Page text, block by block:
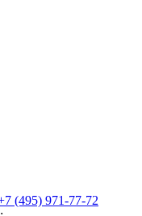
(495) 971-77-72